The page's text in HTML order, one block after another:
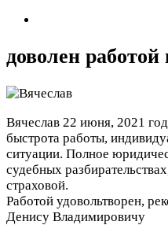
доволен
Вячеслав 22 июня, 2021 год
быстрота работы,
ситуации. Полное
судебных
страховой.
Работой удовольтворен,
Денису Владимировичу